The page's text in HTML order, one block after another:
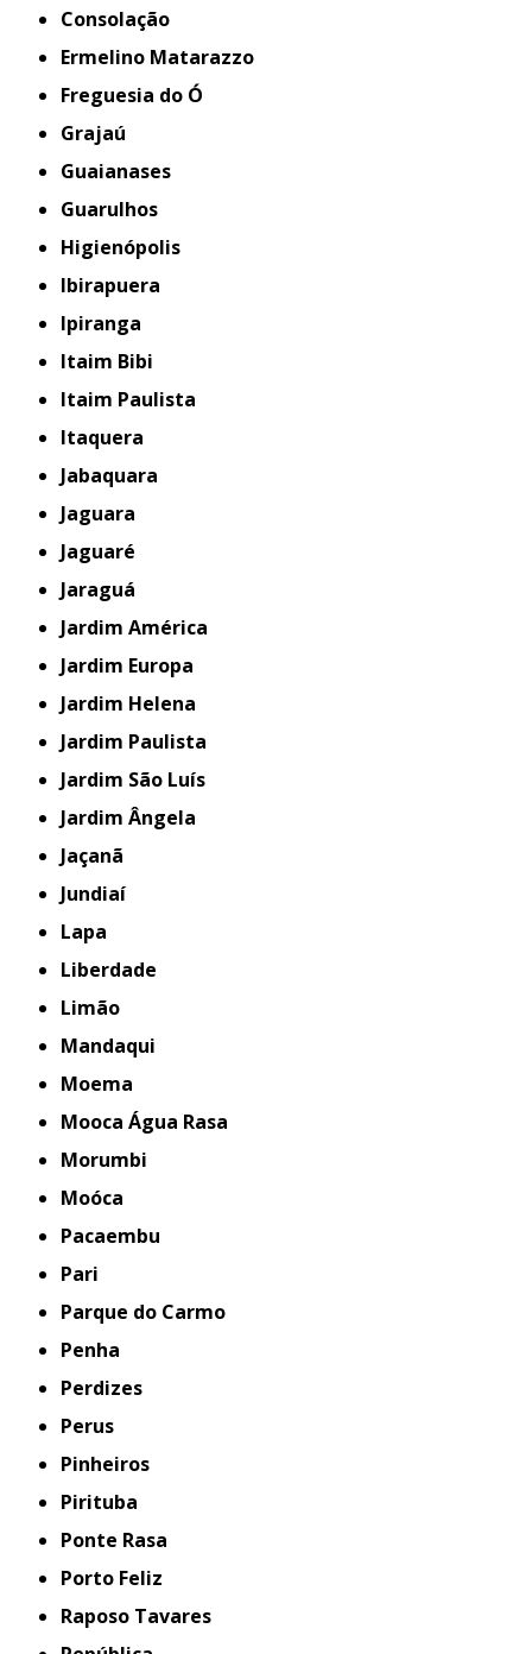
Consolação
Ermelino Matarazzo
Freguesia do Ó
Grajaú
Guaianases
Guarulhos
Higienópolis
Ibirapuera
Ipiranga
Itaim Bibi
Itaim Paulista
Itaquera
Jabaquara
Jaguara
Jaguaré
Jaraguá
Jardim América
Jardim Europa
Jardim Helena
Jardim Paulista
Jardim São Luís
Jardim Ângela
Jaçanã
Jundiaí
Lapa
Liberdade
Limão
Mandaqui
Moema
Mooca Água Rasa
Morumbi
Moóca
Pacaembu
Pari
Parque do Carmo
Penha
Perdizes
Perus
Pinheiros
Pirituba
Ponte Rasa
Porto Feliz
Raposo Tavares